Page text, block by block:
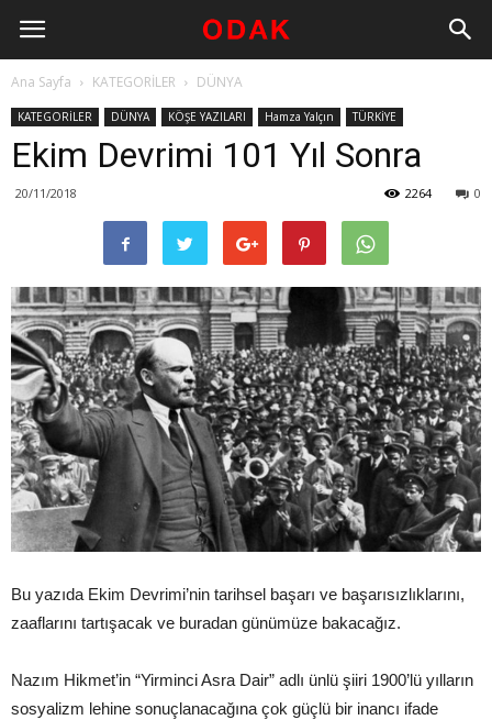
Ana Sayfa KATEGORİLER DÜNYA
KATEGORİLER DÜNYA KÖŞE YAZILARI Hamza Yalçın TÜRKİYE
Ekim Devrimi 101 Yıl Sonra
20/11/2018 0
2264
Bu yazıda Ekim Devrimi’nin tarihsel başarı ve başarısızlıklarını,
zaaflarını tartışacak ve buradan günümüze bakacağız.
Nazım Hikmet’in “Yirminci Asra Dair” adlı ünlü şiiri 1900’lü yılların
sosyalizm lehine sonuçlanacağına çok güçlü bir inancı ifade